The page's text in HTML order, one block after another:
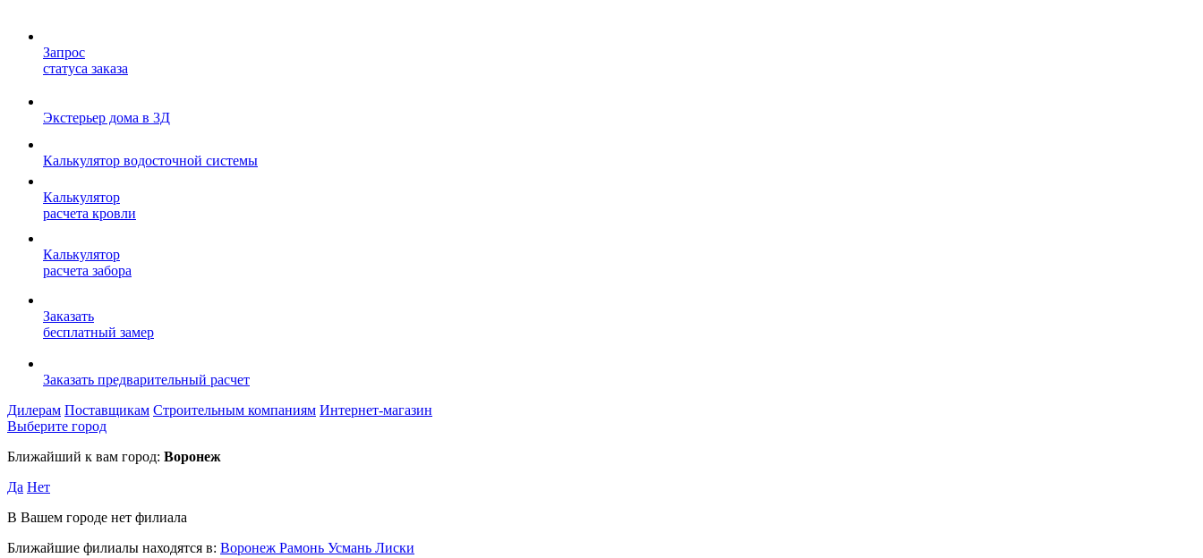
Запрос
статуса заказа
Экстерьер дома в 3Д
Калькулятор водосточной системы
Калькулятор
расчета кровли
Калькулятор
расчета забора
Заказать
бесплатный замер
Заказать предварительный расчет
Дилерам Поставщикам Строительным компаниям Интернет-магазин
Выберите город
Ближайший к вам город: Воронеж
Да Нет
В Вашем городе нет филиала
Ближайшие филиалы находятся в: Воронеж Рамонь Усмань Лиски